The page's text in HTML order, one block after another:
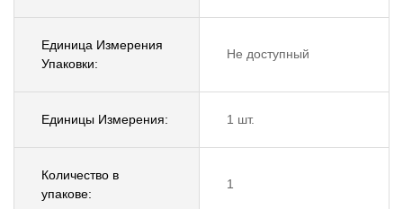
Единица Измерения
Упаковки:
Не доступный
Единицы Измерения: 1 шт.
Количество в
упакове:
1